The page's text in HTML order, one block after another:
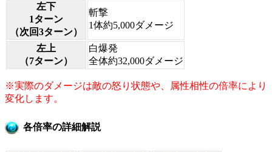
左下
1ターン
（次回3ターン）
斬撃
1体約5,000ダメージ
左上
（7ターン）
白爆発
全体約32,000ダメージ
※実際のダメージは敵の怒り状態や、属性相性の倍率により
変化します。
各倍率の詳細解説